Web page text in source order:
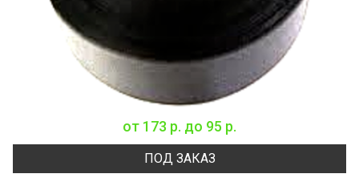
от 173 р. до 95 р.
ПОД ЗАКАЗ